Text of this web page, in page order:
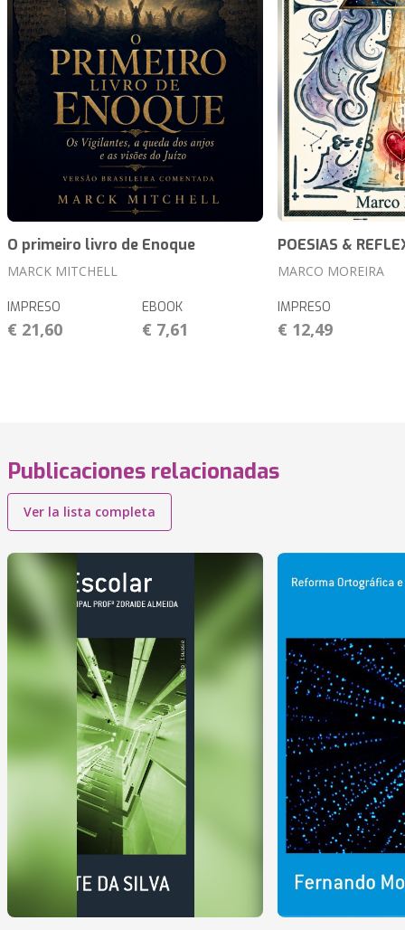
O primeiro livro de Enoque
MARCK MITCHELL
IMPRESO
€ 21,60
EBOOK
€ 7,61
POESIAS &
MARCO MOREIRA
IMPRESO
€ 12,49
Publicaciones relacionadas
Ver la lista completa